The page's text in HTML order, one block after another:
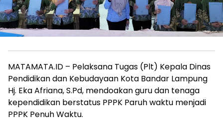
MATAMATA.ID – Pelaksana Tugas (Plt) Kepala Dinas
Pendidikan dan Kebudayaan Kota Bandar Lampung
Hj. Eka Afriana, S.Pd, mendoakan guru dan tenaga
kependidikan berstatus PPPK Paruh waktu menjadi
PPPK Penuh Waktu.